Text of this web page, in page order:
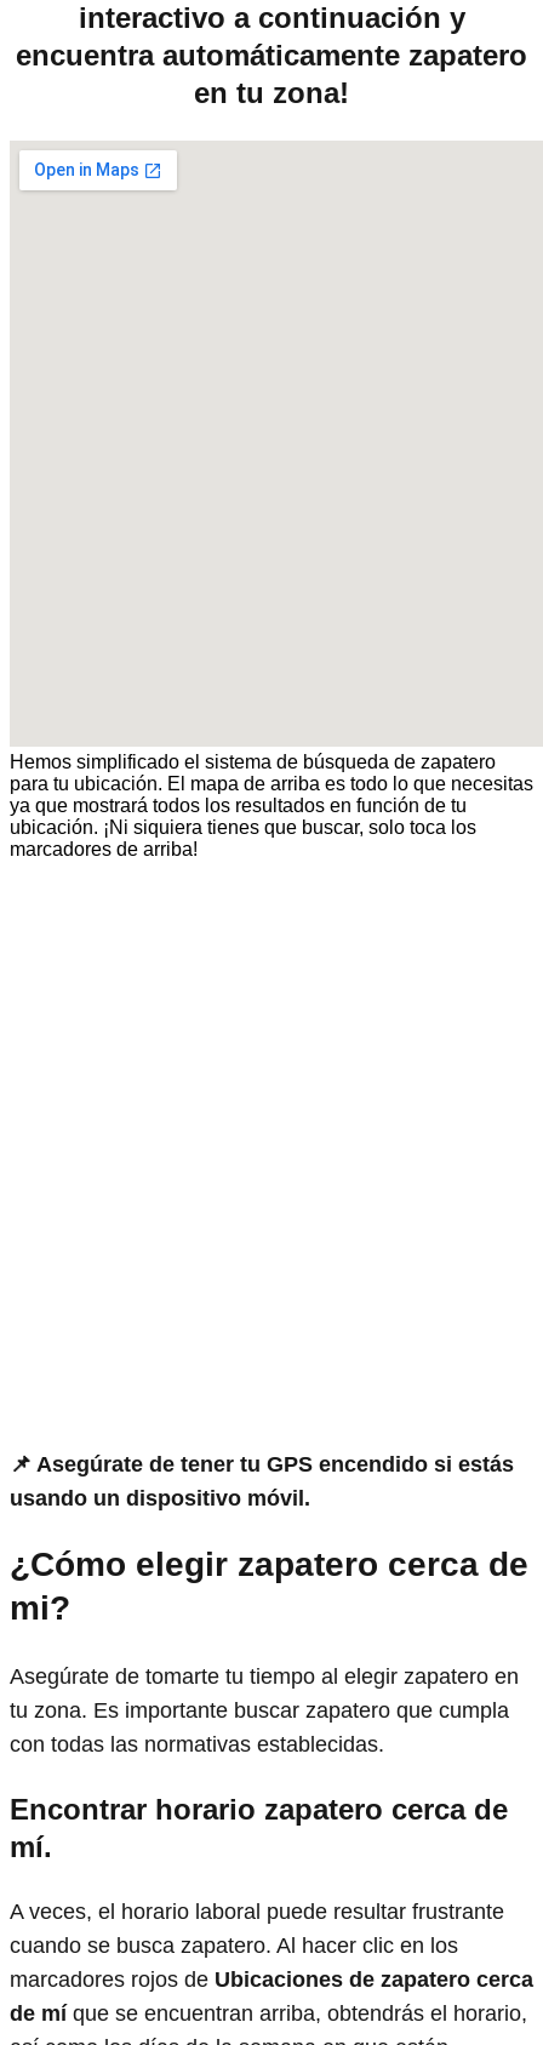
interactivo a continuación y
encuentra automáticamente zapatero
en tu zona!
Hemos simplificado el sistema de búsqueda de zapatero
para tu ubicación. El mapa de arriba es todo lo que necesitas
ya que mostrará todos los resultados en función de tu
ubicación. ¡Ni siquiera tienes que buscar, solo toca los
marcadores de arriba!
📌 Asegúrate de tener tu GPS encendido si estás
usando un dispositivo móvil.
¿Cómo elegir zapatero cerca de
mi?
Asegúrate de tomarte tu tiempo al elegir zapatero en
tu zona. Es importante buscar zapatero que cumpla
con todas las normativas establecidas.
Encontrar horario zapatero cerca de
mí.
A veces, el horario laboral puede resultar frustrante
cuando se busca zapatero. Al hacer clic en los
marcadores rojos de Ubicaciones de zapatero cerca
de mí que se encuentran arriba, obtendrás el horario,